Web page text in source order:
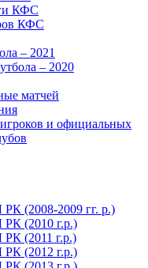
КФС
КФС
– 2021
– 2020
матчей
и официальных
(2008-2009 гг. р.)
(2010 г.р.)
(2011 г.р.)
(2012 г.р.)